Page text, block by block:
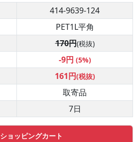
414-9639-124
PET1L平角
170円(税抜)
-9円 (5%)
161円(税抜)
取寄品
7日
ショッピングカート